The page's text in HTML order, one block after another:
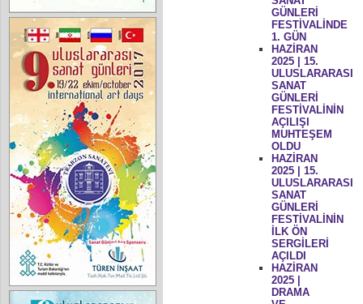
GÜNLERİ
FESTİVALİNDE
1. GÜN
HAZİRAN
2025 | 15.
ULUSLARARASI
SANAT
GÜNLERİ
FESTİVALİNİN
AÇILIŞI
MUHTEŞEM
OLDU
HAZİRAN
2025 | 15.
ULUSLARARASI
SANAT
GÜNLERİ
FESTİVALİNİN
İLK ÖN
SERGİLERİ
AÇILDI
HAZİRAN
2025 |
DRAMA